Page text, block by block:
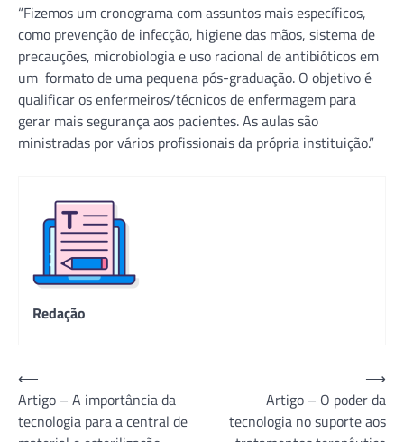
“Fizemos um cronograma com assuntos mais específicos,
como prevenção de infecção, higiene das mãos, sistema de
precauções, microbiologia e uso racional de antibióticos em
um formato de uma pequena pós-graduação. O objetivo é
qualificar os enfermeiros/técnicos de enfermagem para
gerar mais segurança aos pacientes. As aulas são
ministradas por vários profissionais da própria instituição.”
Redação
Navegação
de
Post
⟵
Artigo – A importância da
tecnologia para a central de
Artigo – O poder da
tecnologia no suporte aos
⟶